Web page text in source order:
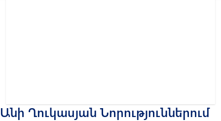
Անի Ղուկասյան Նորություններում